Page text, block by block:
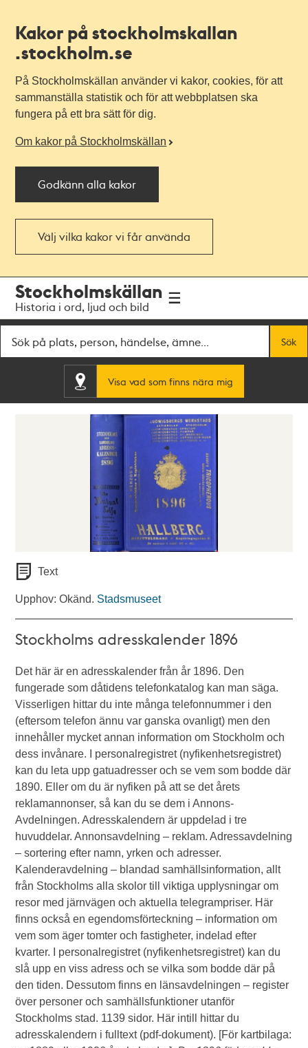
Kakor på stockholmskallan
.stockholm.se
På Stockholmskällan använder vi kakor, cookies, för att
sammanställa statistik och för att webbplatsen ska
fungera på ett bra sätt för dig.
Om kakor på Stockholmskällan
Godkänn alla kakor
Välj vilka kakor vi får använda
navigationen
huvudinnehållet
Stockholmskällan
Historia i ord, ljud och bild
Sök
Visa vad som finns nära mig
Text
Upphov: Okänd. Stadsmuseet
Stockholms adresskalender 1896
Det här är en adresskalender från år 1896. Den
fungerade som dåtidens telefonkatalog kan man säga.
Visserligen hittar du inte många telefonnummer i den
(eftersom telefon ännu var ganska ovanligt) men den
innehåller mycket annan information om Stockholm och
dess invånare. I personalregistret (nyfikenhetsregistret)
kan du leta upp gatuadresser och se vem som bodde där
1890. Eller om du är nyfiken på att se det årets
reklamannonser, så kan du se dem i Annons-
Avdelningen. Adresskalendern är uppdelad i tre
huvuddelar. Annonsavdelning – reklam. Adressavdelning
– sortering efter namn, yrken och adresser.
Kalenderavdelning – blandad samhällsinformation, allt
från Stockholms alla skolor till viktiga upplysningar om
resor med järnvägen och aktuella telegrampriser. Här
finns också en egendomsförteckning – information om
vem som äger tomter och fastigheter, indelad efter
kvarter. I personalregistret (nyfikenhetsregistret) kan du
slå upp en viss adress och se vilka som bodde där på
den tiden. Dessutom finns en länsavdelningen – register
över personer och samhällsfunktioner utanför
Stockholms stad. 1139 sidor. Här intill hittar du
adresskalendern i fulltext (pdf-dokument). [För kartbilaga: